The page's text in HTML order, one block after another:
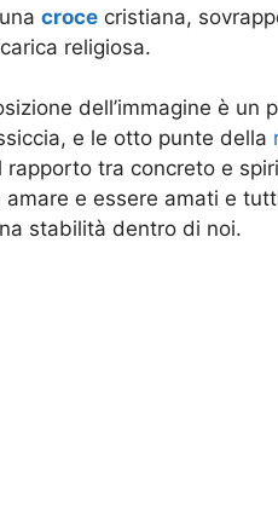
croce cristiana,
religiosa.
dell’immagine è
e le otto punte della
rapporto tra concreto e
e essere amati e
stabilità dentro di noi.